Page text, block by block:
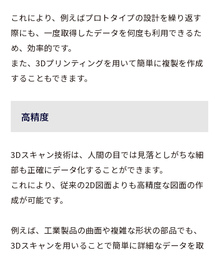
これにより、例えばプロトタイプの設計を繰り返す
際にも、一度取得したデータを何度も利用できるた
め、効率的です。
また、3Dプリンティングを用いて簡単に複製を作成
することもできます。
高精度
3Dスキャン技術は、人間の目では見落としがちな細
部も正確にデータ化することができます。
これにより、従来の2D図面よりも高精度な図面の作
成が可能です。
例えば、工業製品の曲面や複雑な形状の部品でも、
3Dスキャンを用いることで簡単に詳細なデータを取